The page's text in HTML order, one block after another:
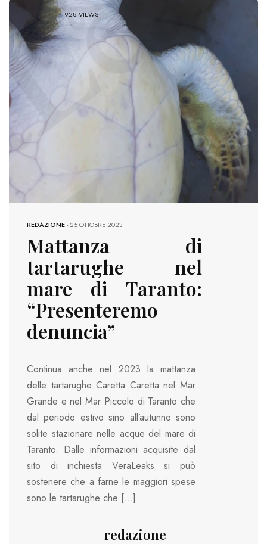
928 VIEWS
REDAZIONE-25 OTTOBRE 2023
Mattanza di
tartarughe nel
mare di Taranto:
“Presenteremo
denuncia”
Continua anche nel 2023 la mattanza
delle tartarughe Caretta Caretta nel Mar
Grande e nel Mar Piccolo di Taranto che
dal periodo estivo sino all’autunno sono
solite stazionare nelle acque del mare di
Taranto. Dalle informazioni acquisite dal
sito di inchiesta VeraLeaks si può
sostenere che a farne le maggiori spese
sono le tartarughe che […]
redazione